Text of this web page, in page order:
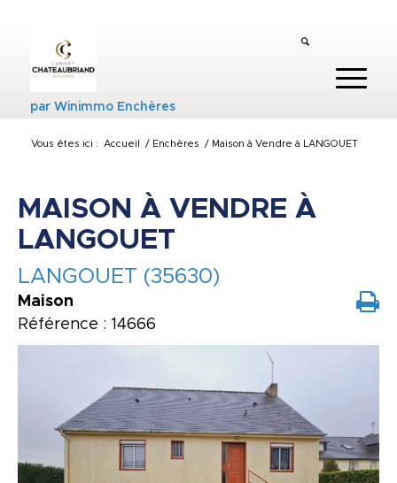
parWinimmo Enchères
Vous êtes ici : Accueil / Enchères / Maison à Vendre à LANGOUET
MAISON À VENDRE À
LANGOUET
LANGOUET (35630)
Maison
Référence : 14666